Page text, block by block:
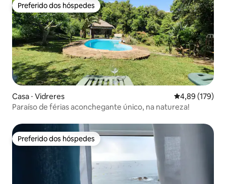
Preferido dos hóspedes
Preferido dos hóspedes
Casa ⋅ Vidreres 4,89 de uma
4,89 (179)
Paraíso de férias aconchegante único, na natureza!
Preferido dos hóspedes
Preferido dos hóspedes